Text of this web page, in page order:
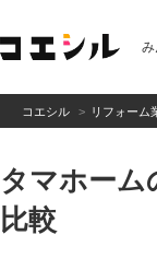
コエシル リフォーム
タマホーム
比較